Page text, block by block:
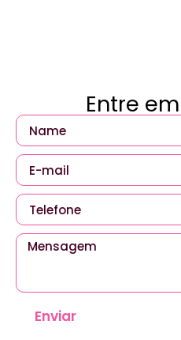
Entre
Enviar